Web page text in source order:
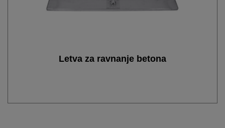
Letva za ravnanje betona